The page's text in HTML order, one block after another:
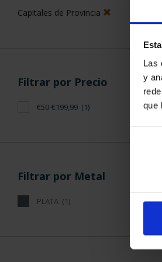
Las
y
que
Capitales de Provincia
Filtrar por Precio
€50-€199,99 (1)
Filtrar por Metal
PLATA (1)